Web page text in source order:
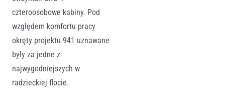
czteroosobowe kabiny. Pod
względem komfortu pracy
okręty projektu 941 uznawane
były za jedne z
najwygodniejszych w
radzieckiej flocie.